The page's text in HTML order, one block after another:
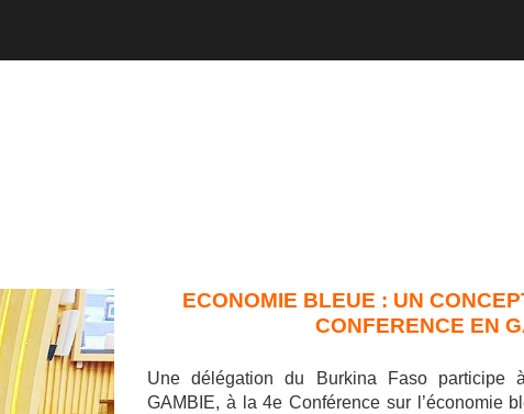
ECONOMIE BLEUE : UN
CONFERENCE EN
Une délégation du Burkina Faso participe
GAMBIE, à la 4e Conférence sur l’économie